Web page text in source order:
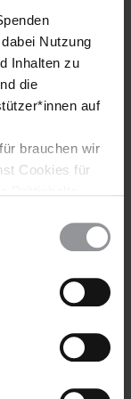
Nutzung
Inhalten zu
die
auf
brauchen wir
Cookies für
über den Link
Staatlicher Mord